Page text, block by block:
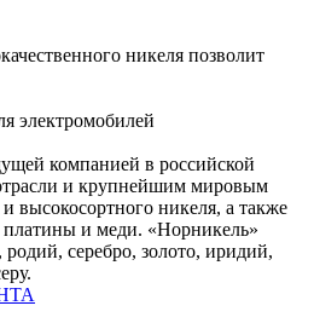
никеля позволит
электромобилей
компанией в российской
и крупнейшим мировым
высокосортного никеля, а также
и меди. «Норникель»
родий, серебро, золото, иридий,